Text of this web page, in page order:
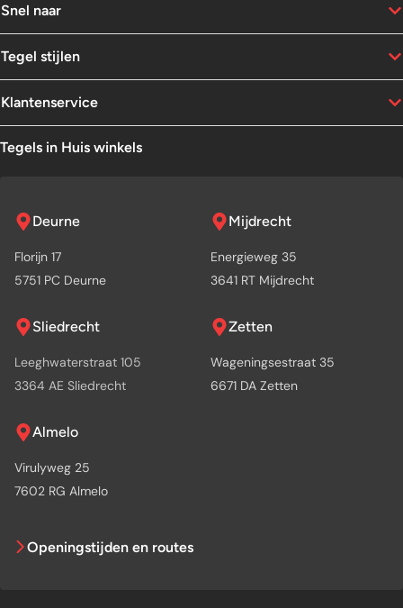
Snel naar
Tegel stijlen
Klantenservice
Tegels in Huis winkels
Deurne
Florijn 17
5751 PC Deurne
Mijdrecht
Energieweg 35
3641 RT Mijdrecht
Sliedrecht
Leeghwaterstraat 105
3364 AE Sliedrecht
Zetten
Wageningsestraat 35
6671 DA Zetten
Almelo
Virulyweg 25
7602 RG Almelo
Openingstijden en routes